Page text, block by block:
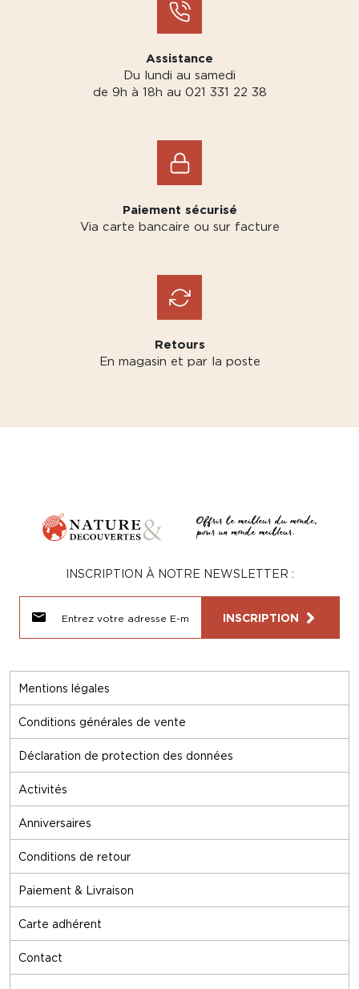
Assistance
Du lundi au samedi
de 9h à 18h au 021 331 22 38
Paiement sécurisé
Via carte bancaire ou sur facture
Retours
En magasin et par la poste
Mentions légales
Conditions générales de vente
Déclaration de protection des données
Activités
Anniversaires
Conditions de retour
Paiement & Livraison
Carte adhérent
Contact
INSCRIPTION À NOTRE NEWSLETTER :
INSCRIPTION